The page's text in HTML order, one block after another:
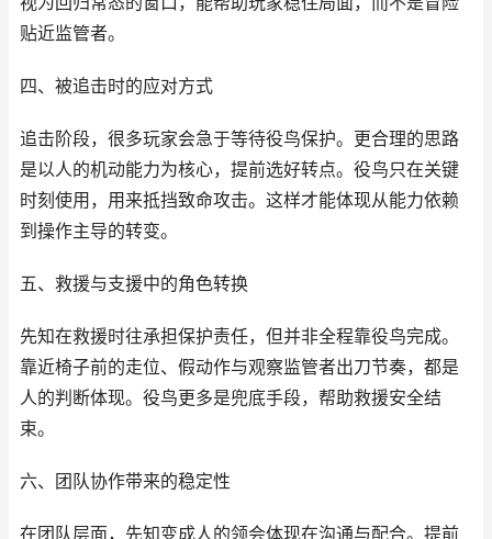
贴近监管者。
四、被追击时的应对方式
追击阶段，很多玩家会急于等待役鸟保护。更合理的思路
是以人的机动能力为核心，提前选好转点。役鸟只在关键
时刻使用，用来抵挡致命攻击。这样才能体现从能力依赖
到操作主导的转变。
五、救援与支援中的角色转换
先知在救援时往承担保护责任，但并非全程靠役鸟完成。
靠近椅子前的走位、假动作与观察监管者出刀节奏，都是
人的判断体现。役鸟更多是兜底手段，帮助救援安全结
束。
六、团队协作带来的稳定性
在团队层面，先知变成人的领会体现在沟通与配合。提前